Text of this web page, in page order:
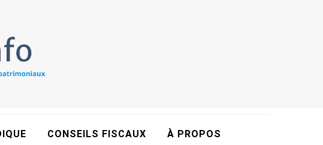
CONSEILS FISCAUX À PROPOS